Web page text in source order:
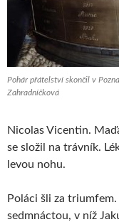
Pohár přátelství skončil v
Zahradníčková
Nicolas Vicentin.
se složil na trávník.
levou nohu.
Poláci šli za
sedmnáctou, v níž